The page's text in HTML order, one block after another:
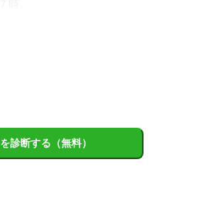
と使いやすさ、価格を日々検証して
修のや独立開業のスクールも開催して
ルム　・ルームクリーニング　・ウ
診断する（無料）